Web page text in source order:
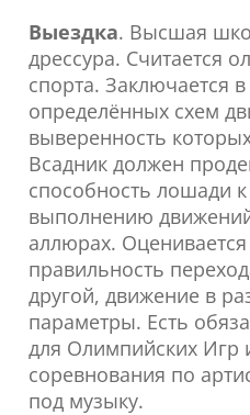
Выездка. Высшая
дрессура. Считается
спорта. Заключается
определённых схем
выверенность
Всадник должен
способность лошади
выполнению
аллюрах.
правильность
другой, движение в
параметры. Есть
для Олимпийских
соревнования по
под музыку.